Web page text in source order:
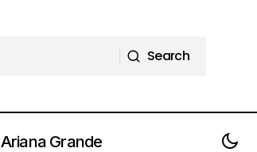
Search
Ariana Grande